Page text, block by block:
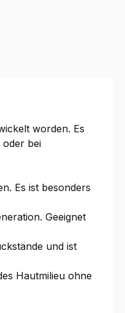
worden. Es
oder bei
Es ist besonders
Geeignet
und ist
Hautmilieu ohne